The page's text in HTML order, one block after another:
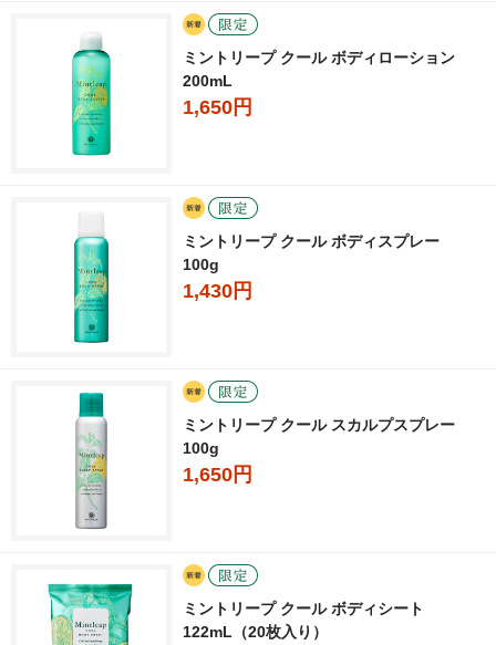
ミントリープ クール ボディローション
200mL
1,650円
ミントリープ クール ボディスプレー
100g
1,430円
ミントリープ クール スカルプスプレー
100g
1,650円
ミントリープ クール ボディシート
122mL（20枚入り）